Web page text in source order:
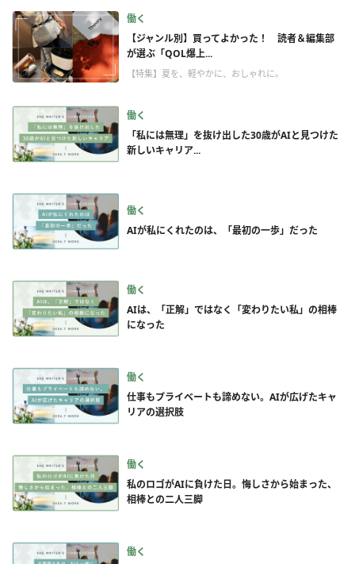
働く
【ジャンル別】買ってよかった！ 読者＆編集部
が選ぶ「QOL爆上...
【特集】夏を、軽やかに、おしゃれに。
働く
「私には無理」を抜け出した30歳がAIと見つけた
新しいキャリア...
働く
AIが私にくれたのは、「最初の一歩」だった
働く
AIは、「正解」ではなく「変わりたい私」の相棒
になった
働く
仕事もプライベートも諦めない。AIが広げたキャ
リアの選択肢
働く
私のロゴがAIに負けた日。悔しさから始まった、
相棒との二人三脚
働く